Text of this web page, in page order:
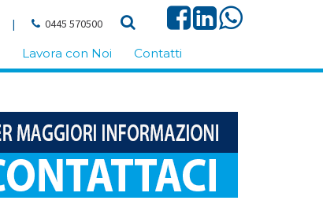
| 0445 570500
Lavora con Noi Contatti